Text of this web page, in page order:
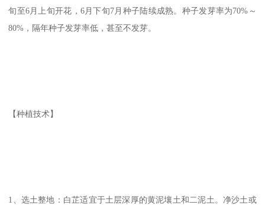
旬至6月上旬开花，6月下旬7月种子陆续成熟。种子发芽率为70%～
80%，隔年种子发芽率低，甚至不发芽。
【种植技术】
1、选土整地：白芷适宜于土层深厚的黄泥壤土和二泥土。净沙土或